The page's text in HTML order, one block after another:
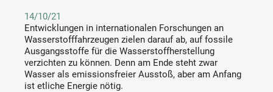
14/10/21
Entwicklungen in internationalen Forschungen an
Wasserstofffahrzeugen zielen darauf ab, auf fossile
Ausgangsstoffe für die Wasserstoffherstellung
verzichten zu können. Denn am Ende steht zwar
Wasser als emissionsfreier Ausstoß, aber am Anfang
ist etliche Energie nötig.